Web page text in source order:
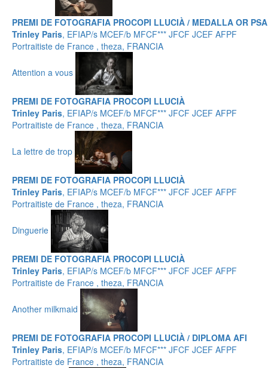
PREMI DE FOTOGRAFIA PROCOPI LLUCIÀ / MEDALLA OR PSA
Trinley Paris, EFIAP/s MCEF/b MFCF*** JFCF JCEF AFPF
Portraitiste de France , theza, FRANCIA
Attention a vous
PREMI DE FOTOGRAFIA PROCOPI LLUCIÀ
Trinley Paris, EFIAP/s MCEF/b MFCF*** JFCF JCEF AFPF
Portraitiste de France , theza, FRANCIA
La lettre de trop
PREMI DE FOTOGRAFIA PROCOPI LLUCIÀ
Trinley Paris, EFIAP/s MCEF/b MFCF*** JFCF JCEF AFPF
Portraitiste de France , theza, FRANCIA
Dinguerie
PREMI DE FOTOGRAFIA PROCOPI LLUCIÀ
Trinley Paris, EFIAP/s MCEF/b MFCF*** JFCF JCEF AFPF
Portraitiste de France , theza, FRANCIA
Another milkmaid
PREMI DE FOTOGRAFIA PROCOPI LLUCIÀ / DIPLOMA AFI
Trinley Paris, EFIAP/s MCEF/b MFCF*** JFCF JCEF AFPF
Portraitiste de France , theza, FRANCIA